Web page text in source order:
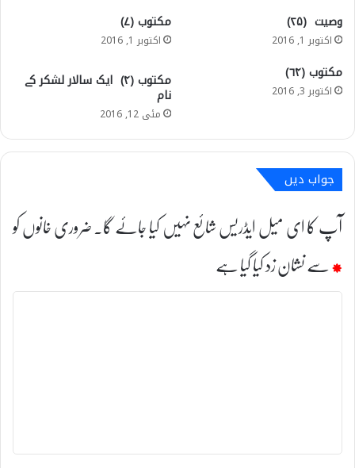
وصیت (۲۵)
اکتوبر 1, 2016
مکتوب (۷)
اکتوبر 1, 2016
مکتوب (۶۴)
اکتوبر 3, 2016 مکتوب (۴) ایک سالار لشکر کے
نام
مئی 12, 2016
جواب دیں
آپ کا ای میل ایڈریس شائع نہیں کیا جائے گا۔ضروری خانوں کو
*سے نشان زد کیا گیا ہے
ت